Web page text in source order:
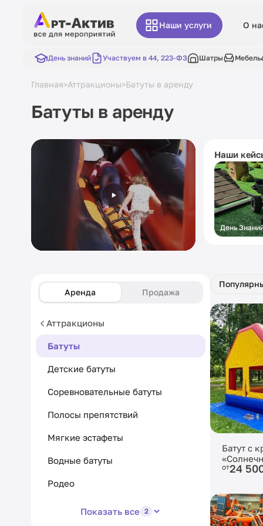
Наши услуги О
День знаний Участвуем в 44, 223-ФЗ Шатры Мебель
Главная>Аттракционы>Батуты в аренду
Батуты в аренду
Наши
День
Аренда Продажа
Аттракционы
Батуты
Детские батуты
Соревновательные батуты
Полосы препятствий
Мягкие эстафеты
Водные батуты
Родео
Показать все 2
Батут с
от24